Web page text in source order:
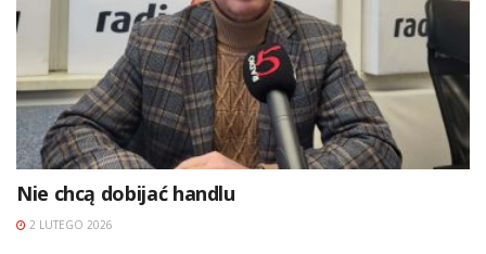
Nie chcą dobijać handlu
2 LUTEGO 2026